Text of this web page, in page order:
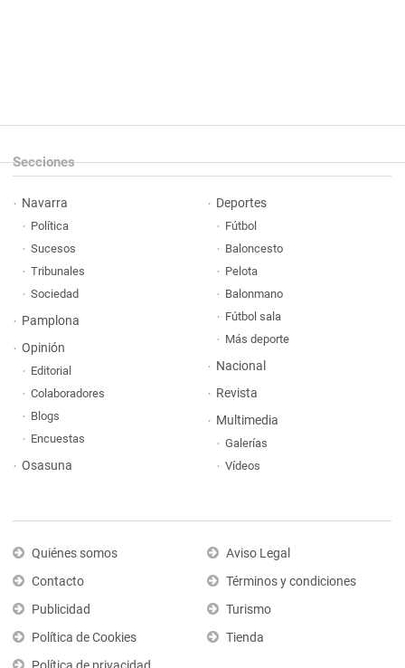
Secciones
Navarra
Política
Sucesos
Tribunales
Sociedad
Pamplona
Opinión
Editorial
Colaboradores
Blogs
Encuestas
Osasuna
Deportes
Fútbol
Baloncesto
Pelota
Balonmano
Fútbol sala
Más deporte
Nacional
Revista
Multimedia
Galerías
Vídeos
Quiénes somos
Contacto
Publicidad
Política de Cookies
Aviso Legal
Términos y condiciones
Turismo
Tienda